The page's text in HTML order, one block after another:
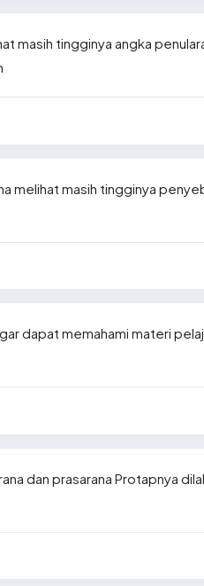
masih tingginya angka
melihat masih tingginya
dapat memahami materi
dan prasarana Protapnya